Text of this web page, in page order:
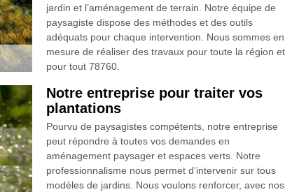
jardin et l’aménagement de terrain. Notre équipe de
paysagiste dispose des méthodes et des outils
adéquats pour chaque intervention. Nous sommes en
mesure de réaliser des travaux pour toute la région et
pour tout 78760.
Notre entreprise pour traiter vos
plantations
Pourvu de paysagistes compétents, notre entreprise
peut répondre à toutes vos demandes en
aménagement paysager et espaces verts. Notre
professionnalisme nous permet d’intervenir sur tous
modèles de jardins. Nous voulons renforcer, avec nos